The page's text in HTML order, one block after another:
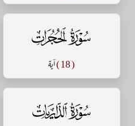
سورة الحجرات
( 18 ) آية
سورة الذاريات